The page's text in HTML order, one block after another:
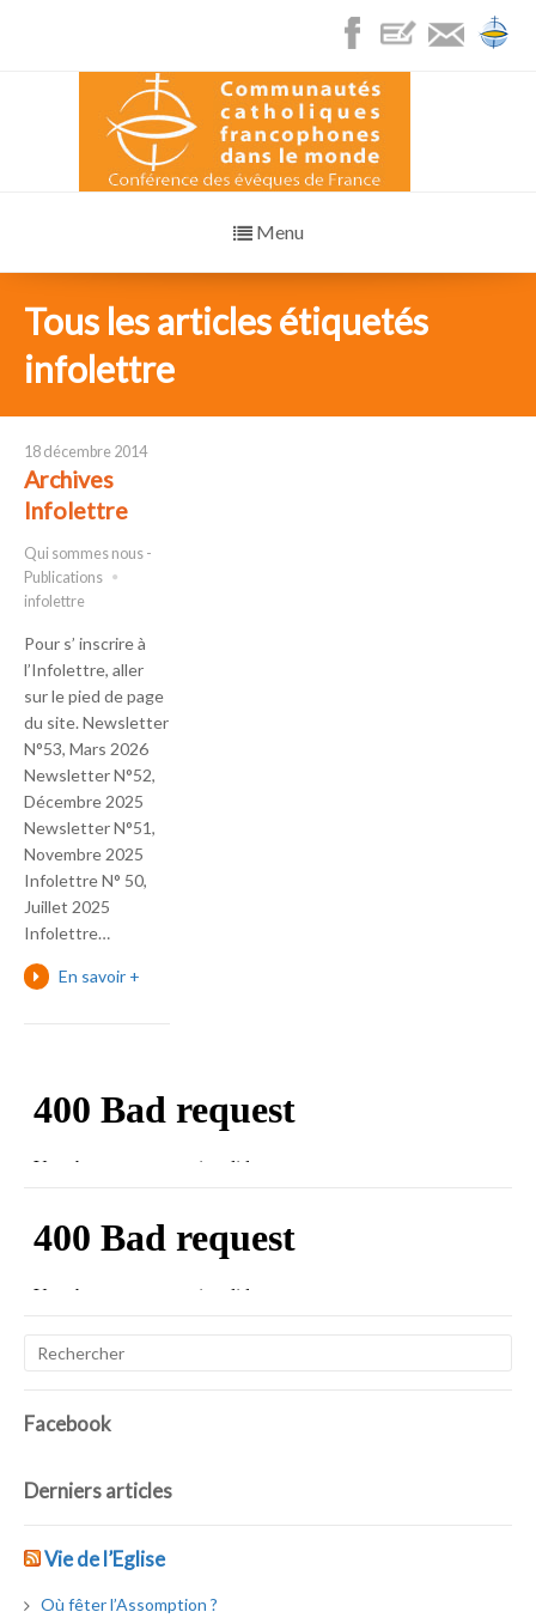
Menu
Tous les articles étiquetés
infolettre
18 décembre 2014
Archives
Infolettre
Qui sommes nous -
Publications
infolettre
Pour s’ inscrire à
l’Infolettre, aller
sur le pied de page
du site. Newsletter
N°53, Mars 2026
Newsletter N°52,
Décembre 2025
Newsletter N°51,
Novembre 2025
Infolettre N° 50,
Juillet 2025
Infolettre…
En savoir +
Facebook
Derniers articles
Vie de l’Eglise
Où fêter l’Assomption ?